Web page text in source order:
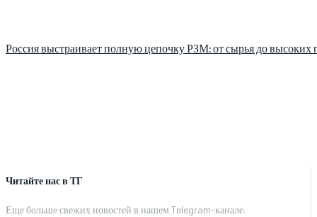
Читайте нас в ТГ
Еще больше свежих новостей в нашем Telegram-канале.
Россия выстраивает полную цепочку РЗМ: от сырья до высоких